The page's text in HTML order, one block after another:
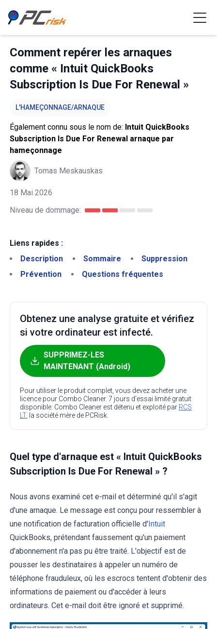
Comment repérer les arnaques
comme « Intuit QuickBooks
Subscription Is Due For Renewal »
L'HAMEÇONNAGE/ARNAQUE
Également connu sous le nom de: Intuit QuickBooks
Subscription Is Due For Renewal arnaque par
hameçonnage
Tomas Meskauskas
18 Mai 2026
Niveau de dommage:
Liens rapides :
Description
Sommaire
Suppression
Prévention
Questions fréquentes
Obtenez une analyse gratuite et vérifiez
si votre ordinateur est infecté.
SUPPRIMEZ-LES
MAINTENANT (Android)
Pour utiliser le produit complet, vous devez acheter une
licence pour Combo Cleaner. 7 jours d’essai limité gratuit
disponible. Combo Cleaner est détenu et exploité par RCS
LT, la société mère de PCRisk.
Quel type d'arnaque est « Intuit QuickBooks
Subscription Is Due For Renewal » ?
Nous avons examiné cet e-mail et déterminé qu'il s'agit
d'une arnaque. Le message est conçu pour ressembler à
une notification de facturation officielle d'Intuit
QuickBooks, prétendant faussement qu'un paiement
d'abonnement n'a pas pu être traité. L'objectif est de
pousser les destinataires à appeler un numéro de
téléphone frauduleux, où les escrocs tentent d'obtenir des
informations de paiement ou d'accéder à leurs
ordinateurs. Cet e-mail doit être ignoré et supprimé.